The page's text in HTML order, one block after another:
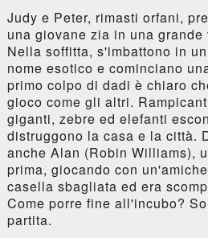
Judy e Peter, rimasti orfani,
una giovane zia in una
Nella soffitta, s'imbattono in
nome esotico e cominciano
primo colpo di dadi è chiaro
gioco come gli altri.
giganti, zebre ed elefanti
distruggono la casa e la città.
anche Alan (Robin Williams),
prima, giocando con
casella sbagliata ed era
Come porre fine all'incubo?
partita.